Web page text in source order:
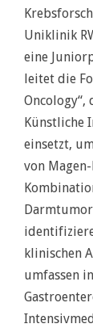
Uniklinik
eine
leitet die
Künstliche
einsetzt,
von
klinischen
umfassen